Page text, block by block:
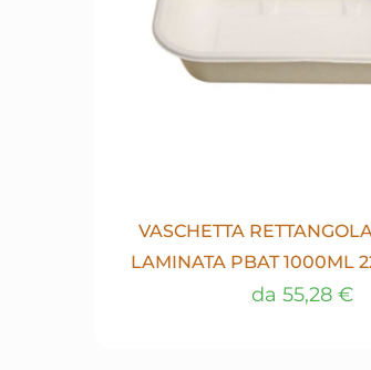
VASCHETTA
LAMINATA PBAT 1000ML
da55,28€